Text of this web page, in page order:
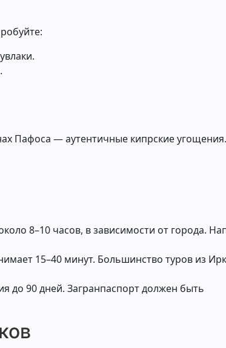
Пафоса — аутентичные кипрские
8–10 часов, в зависимости от города.
15–40 минут. Большинство туров из
до 90 дней. Загранпаспорт должен быть